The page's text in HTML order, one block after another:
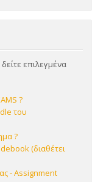
δείτε επιλεγμένα
?
του
?
(διαθέτει
- Assignment